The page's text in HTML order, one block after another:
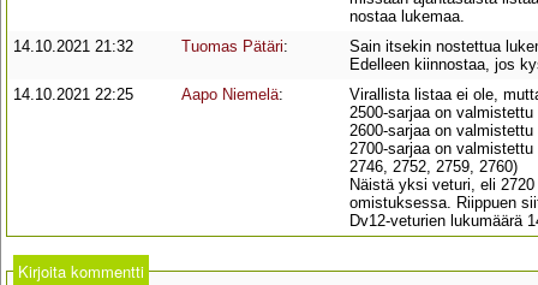
nostaa lukemaa.
14.10.2021 21:32
Tuomas Pätäri:
Sain itsekin nostettua
Edelleen kiinnostaa, jos
14.10.2021 22:25
Aapo Niemelä:
Virallista listaa ei ole,
2500-sarjaa on
2600-sarjaa on
2700-sarjaa on
2746, 2752, 2759, 2760)
Näistä yksi veturi, eli
omistuksessa. Riippuen
Dv12-veturien lukumäärä
Kirjoita kommentti